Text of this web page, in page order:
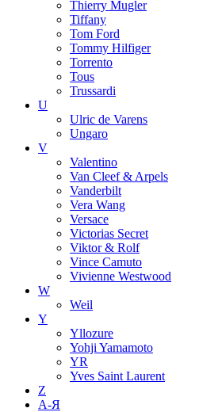
Thierry Mugler
Tiffany
Tom Ford
Tommy Hilfiger
Torrento
Tous
Trussardi
U
Ulric de Varens
Ungaro
V
Valentino
Van Cleef & Arpels
Vanderbilt
Vera Wang
Versace
Victorias Secret
Viktor & Rolf
Vince Camuto
Vivienne Westwood
W
Weil
Y
Yllozure
Yohji Yamamoto
YR
Yves Saint Laurent
Z
А-Я